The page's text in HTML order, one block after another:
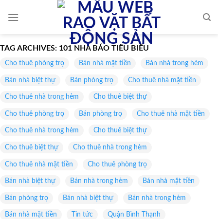
TAG ARCHIVES: 101 NHÀ BÁO TIÊU BIỂU
Cho thuê phòng trọ Bán nhà mặt tiền Bán nhà trong hẻm
Bán nhà biệt thự Bán phòng trọ Cho thuê nhà mặt tiền
Cho thuê nhà trong hẻm Cho thuê biệt thự
Cho thuê phòng trọ Bán phòng trọ Cho thuê nhà mặt tiền
Cho thuê nhà trong hẻm Cho thuê biệt thự
Cho thuê biệt thự Cho thuê nhà trong hẻm
Cho thuê nhà mặt tiền Cho thuê phòng trọ
Bán nhà biệt thự Bán nhà trong hẻm Bán nhà mặt tiền
Bán phòng trọ Bán nhà biệt thự Bán nhà trong hẻm
Bán nhà mặt tiền Tin tức Quận Bình Thạnh